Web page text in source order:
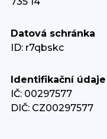
Datová schránka
ID: r7qbskc
Identifikační údaje
IČ: 00297577
DIČ: CZ00297577